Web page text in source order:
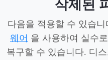
삭제된
다음을 적용할 수 있습니
웨어 을 사용하여 실수
복구할 수 있습니다. 디